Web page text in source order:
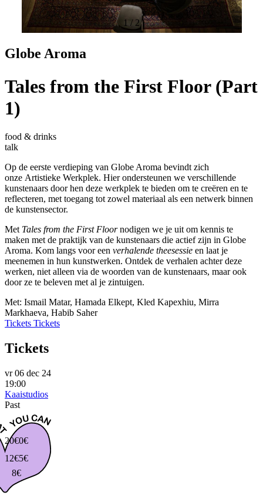
1 / 2
Globe Aroma
Tales from the First Floor (Part
1)
food & drinks
talk
Op de eerste verdieping van Globe Aroma bevindt zich
onze Artistieke Werkplek. Hier ondersteunen we verschillende
kunstenaars door hen deze werkplek te bieden om te creëren en te
reflecteren, met toegang tot zowel materiaal als een netwerk binnen
de kunstensector.
Met Tales from the First Floornodigen we je uit om kennis te
maken met de praktijk van de kunstenaars die actief zijn in Globe
Aroma. Kom langs voor een verhalende theesessie en laat je
meenemen in hun kunstwerken. Ontdek de verhalen achter deze
werken, niet alleen via de woorden van de kunstenaars, maar ook
door ze te beleven met al je zintuigen.
Met: Ismail Matar, Hamada Elkept, Kled Kapexhiu, Mirra
Markhaeva, Habib Saher
Tickets Tickets
Tickets
vr 06 dec 24
19:00
Kaaistudios
Past
20€
12€
8€
5€
0€